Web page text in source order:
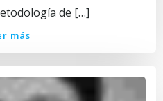
de […]
más